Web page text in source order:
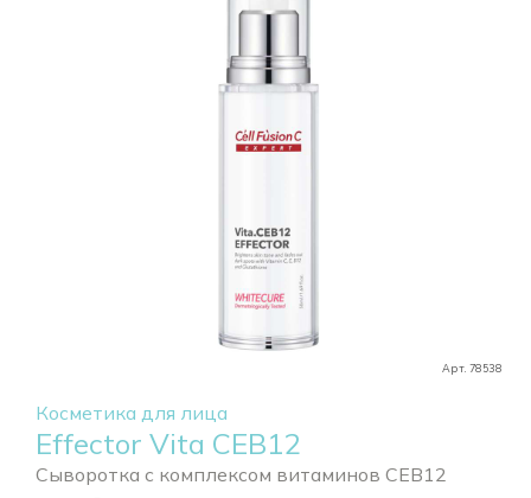
Арт. 78538
Косметика для лица
Effector Vita CEB12
Сыворотка с комплексом витаминов CEB12